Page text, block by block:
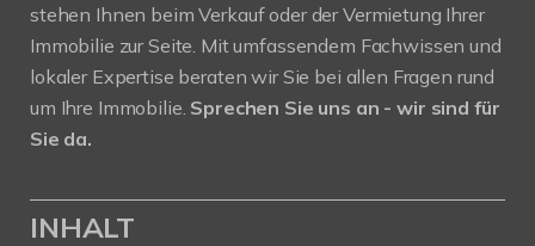
stehen Ihnen beim Verkauf oder der Vermietung Ihrer
Immobilie zur Seite. Mit umfassendem Fachwissen und
lokaler Expertise beraten wir Sie bei allen Fragen rund
um Ihre Immobilie. Sprechen Sie uns an - wir sind für
Sie da.
INHALT